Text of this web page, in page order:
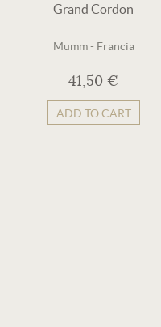
Grand Cordon
Mumm - Francia
41,50 €
ADD TO CART